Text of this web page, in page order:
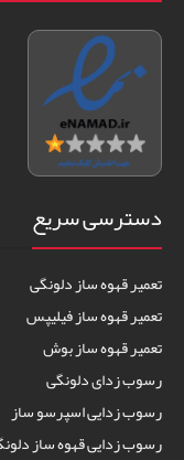
دسترسی سریع
تعمیر قهوه ساز دلونگی
تعمیر قهوه ساز فیلیپس
تعمیر قهوه ساز بوش
رسوب زدای دلونگی
رسوب زدایی اسپرسو ساز
رسوب زدایی قهوه ساز